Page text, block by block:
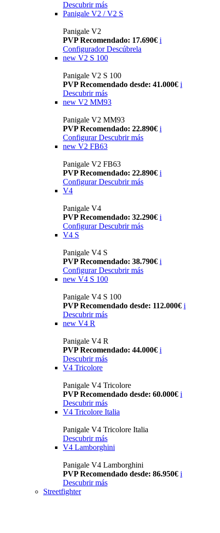
Descubrir más
Panigale V2 / V2 S
Panigale V2
PVP Recomendado: 17.690€ i
Configurador Descúbrela
new V2 S 100
Panigale V2 S 100
PVP Recomendado desde: 41.000€ i
Descubrir más
new V2 MM93
Panigale V2 MM93
PVP Recomendado: 22.890€ i
Configurar Descubrir más
new V2 FB63
Panigale V2 FB63
PVP Recomendado: 22.890€ i
Configurar Descubrir más
V4
Panigale V4
PVP Recomendado: 32.290€ i
Configurar Descubrir más
V4 S
Panigale V4 S
PVP Recomendado: 38.790€ i
Configurar Descubrir más
new V4 S 100
Panigale V4 S 100
PVP Recomendado desde: 112.000€ i
Descubrir más
new V4 R
Panigale V4 R
PVP Recomendado: 44.000€ i
Descubrir más
V4 Tricolore
Panigale V4 Tricolore
PVP Recomendado desde: 60.000€ i
Descubrir más
V4 Tricolore Italia
Panigale V4 Tricolore Italia
Descubrir más
V4 Lamborghini
Panigale V4 Lamborghini
PVP Recomendado desde: 86.950€ i
Descubrir más
Streetfighter